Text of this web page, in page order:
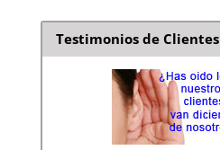
Testimonios de Clientes